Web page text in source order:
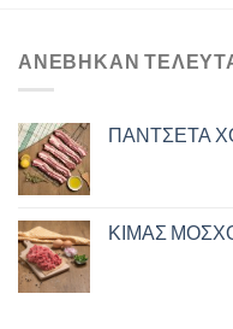
ΑΝΈΒΗΚΑΝ
ΠΑΝΤΣΕΤΑ
ΚΙΜΑΣ